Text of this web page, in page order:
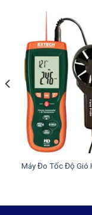
Máy Đo Tốc Độ Gió